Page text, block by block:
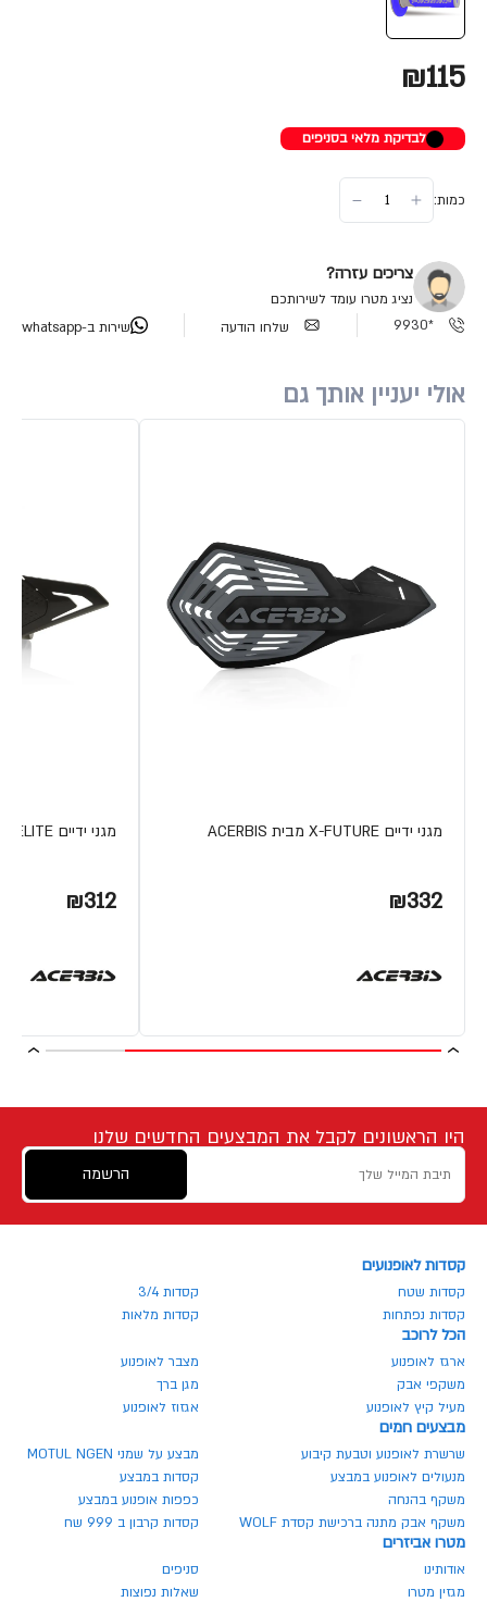
₪115
לבדיקת מלאי בסניפים
כמות:
צריכים עזרה?
נציג מטרו עומד לשירותכם
*9930
שלחו הודעה שירות ב-whatsapp
אולי יעניין אותך גם
מגני ידיים X-FUTURE מבית ACERBIS
₪332
מגני ידיים X-ELITE מבית ACERBIS
₪312
היו הראשונים לקבל את המבצעים החדשים שלנו
הרשמה
קסדות לאופנועים
קסדות שטח
קסדות 3/4
קסדות נפתחות
קסדות מלאות
הכל לרוכב
ארגז לאופנוע
מצבר לאופנוע
משקפי אבק
מגן ברך
מעיל קיץ לאופנוע
אגזוז לאופנוע
מבצעים חמים
שרשרת לאופנוע וטבעת קיבוע
מבצע על שמני MOTUL NGEN
מנעולים לאופנוע במבצע
קסדות במבצע
משקף בהנחה
כפפות אופנוע במבצע
משקף אבק מתנה ברכישת קסדת WOLF
קסדות קרבון ב 999 שח
מטרו אביזרים
אודותינו
סניפים
מגזין מטרו
שאלות נפוצות